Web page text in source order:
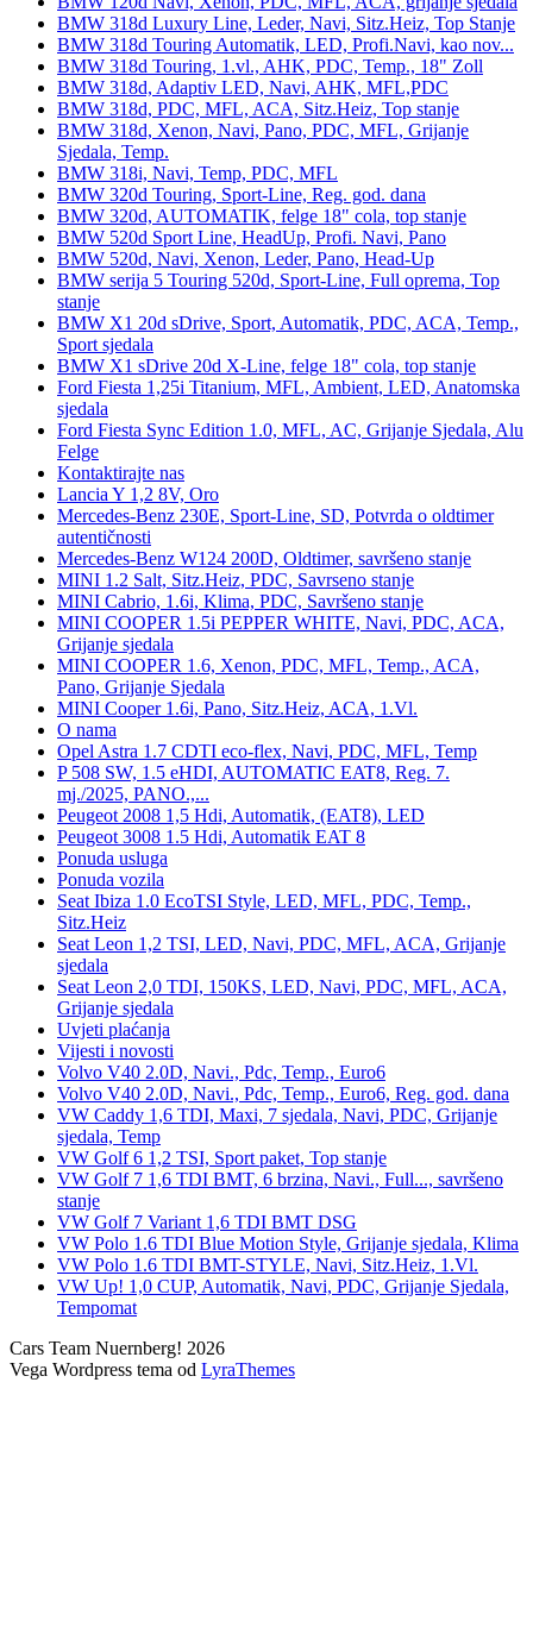
BMW 318d Luxury Line, Leder, Navi, Sitz.Heiz, Top Stanje
BMW 318d Touring Automatik, LED, Profi.Navi, kao nov...
BMW 318d Touring, 1.vl., AHK, PDC, Temp., 18" Zoll
BMW 318d, Adaptiv LED, Navi, AHK, MFL,PDC
BMW 318d, PDC, MFL, ACA, Sitz.Heiz, Top stanje
BMW 318d, Xenon, Navi, Pano, PDC, MFL, Grijanje
Sjedala, Temp.
BMW 318i, Navi, Temp, PDC, MFL
BMW 320d Touring, Sport-Line, Reg. god. dana
BMW 320d, AUTOMATIK, felge 18" cola, top stanje
BMW 520d Sport Line, HeadUp, Profi. Navi, Pano
BMW 520d, Navi, Xenon, Leder, Pano, Head-Up
BMW serija 5 Touring 520d, Sport-Line, Full oprema, Top
stanje
BMW X1 20d sDrive, Sport, Automatik, PDC, ACA, Temp.,
Sport sjedala
BMW X1 sDrive 20d X-Line, felge 18" cola, top stanje
Ford Fiesta 1,25i Titanium, MFL, Ambient, LED, Anatomska
sjedala
Ford Fiesta Sync Edition 1.0, MFL, AC, Grijanje Sjedala, Alu
Felge
Kontaktirajte nas
Lancia Y 1,2 8V, Oro
Mercedes-Benz 230E, Sport-Line, SD, Potvrda o oldtimer
autentičnosti
Mercedes-Benz W124 200D, Oldtimer, savršeno stanje
MINI 1.2 Salt, Sitz.Heiz, PDC, Savrseno stanje
MINI Cabrio, 1.6i, Klima, PDC, Savršeno stanje
MINI COOPER 1.5i PEPPER WHITE, Navi, PDC, ACA,
Grijanje sjedala
MINI COOPER 1.6, Xenon, PDC, MFL, Temp., ACA,
Pano, Grijanje Sjedala
MINI Cooper 1.6i, Pano, Sitz.Heiz, ACA, 1.Vl.
O nama
Opel Astra 1.7 CDTI eco-flex, Navi, PDC, MFL, Temp
P 508 SW, 1.5 eHDI, AUTOMATIC EAT8, Reg. 7.
mj./2025, PANO.,...
Peugeot 2008 1,5 Hdi, Automatik, (EAT8), LED
Peugeot 3008 1.5 Hdi, Automatik EAT 8
Ponuda usluga
Ponuda vozila
Seat Ibiza 1.0 EcoTSI Style, LED, MFL, PDC, Temp.,
Sitz.Heiz
Seat Leon 1,2 TSI, LED, Navi, PDC, MFL, ACA, Grijanje
sjedala
Seat Leon 2,0 TDI, 150KS, LED, Navi, PDC, MFL, ACA,
Grijanje sjedala
Uvjeti plaćanja
Vijesti i novosti
Volvo V40 2.0D, Navi., Pdc, Temp., Euro6
Volvo V40 2.0D, Navi., Pdc, Temp., Euro6, Reg. god. dana
VW Caddy 1,6 TDI, Maxi, 7 sjedala, Navi, PDC, Grijanje
sjedala, Temp
VW Golf 6 1,2 TSI, Sport paket, Top stanje
VW Golf 7 1,6 TDI BMT, 6 brzina, Navi., Full..., savršeno
stanje
VW Golf 7 Variant 1,6 TDI BMT DSG
VW Polo 1.6 TDI Blue Motion Style, Grijanje sjedala, Klima
VW Polo 1.6 TDI BMT-STYLE, Navi, Sitz.Heiz, 1.Vl.
VW Up! 1,0 CUP, Automatik, Navi, PDC, Grijanje Sjedala,
Tempomat
Cars Team Nuernberg! 2026
Vega Wordpress tema od LyraThemes